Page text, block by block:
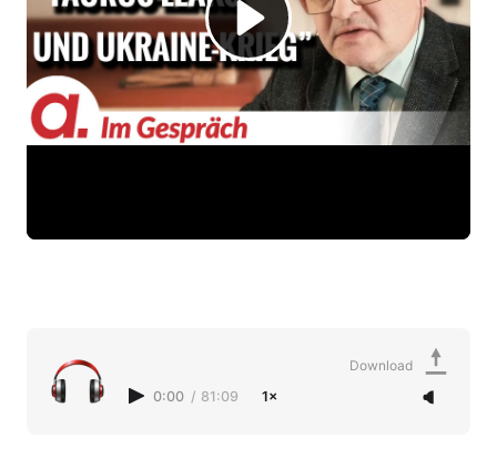
0:00 / 81:09 1×
Download